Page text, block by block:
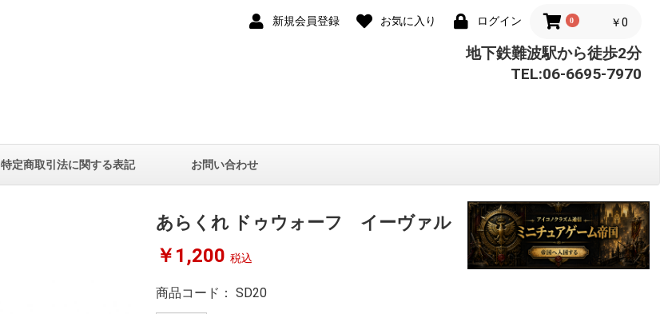
新規会員登録 お気に入り ログイン 0 ￥0
地下鉄難波駅から徒歩2分
TEL:06-6695-7970
特定商取引法に関する表記 お問い合わせ
あらくれ ドゥウォーフ イーヴァル
￥1,200 税込
商品コード：SD20